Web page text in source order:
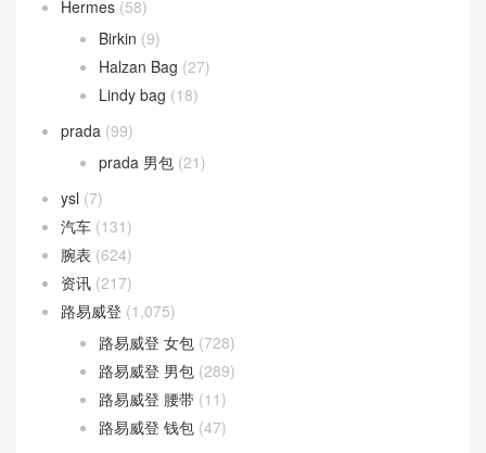
Hermes (58)
Birkin (9)
Halzan Bag (27)
Lindy bag (18)
prada (99)
prada 男包 (21)
ysl (7)
汽车 (131)
腕表 (624)
资讯 (217)
路易威登 (1,075)
路易威登 女包 (728)
路易威登 男包 (289)
路易威登 腰带 (11)
路易威登 钱包 (47)